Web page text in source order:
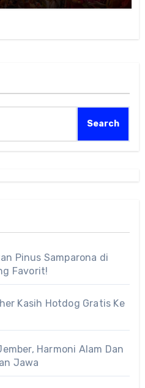
Search
Pinus Samparona di
Favorit!
Kasih Hotdog Gratis Ke
Harmoni Alam Dan
Jawa